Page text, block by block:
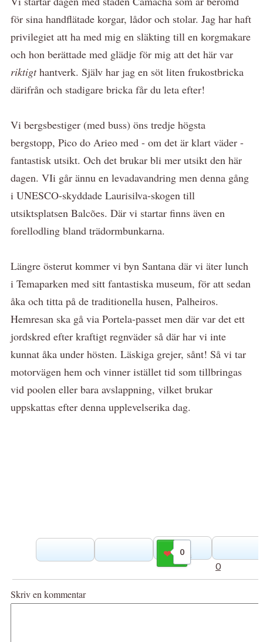
för sina handflätade korgar, lådor och stolar. Jag har haft
privilegiet att ha med mig en släkting till en korgmakare
och hon berättade med glädje för mig att det här var
riktigthantverk. Själv har jag en söt liten frukostbricka
därifrån och stadigare bricka får du leta efter!
Vi bergsbestiger (med buss) öns tredje högsta
bergstopp, Pico do Arieo med - om det är klart väder -
fantastisk utsikt. Och det brukar bli mer utsikt den här
dagen. VIi går ännu en levadavandring men denna gång
i UNESCO-skyddade Laurisilva-skogen till
utsiktsplatsen Balcões. Där vi startar finns även en
forellodling bland trädormbunkarna.
Längre österut kommer vi byn Santana där vi äter lunch
i Temaparken med sitt fantastiska museum, för att sedan
åka och titta på de traditionella husen, Palheiros.
Hemresan ska gå via Portela-passet men där var det ett
jordskred efter kraftigt regnväder så där har vi inte
kunnat åka under hösten. Läskiga grejer, sånt! Så vi tar
motorvägen hem och vinner istället tid som tillbringas
vid poolen eller bara avslappning, vilket brukar
uppskattas efter denna upplevelserika dag.
0
Gilla
0
Skriv en kommentar